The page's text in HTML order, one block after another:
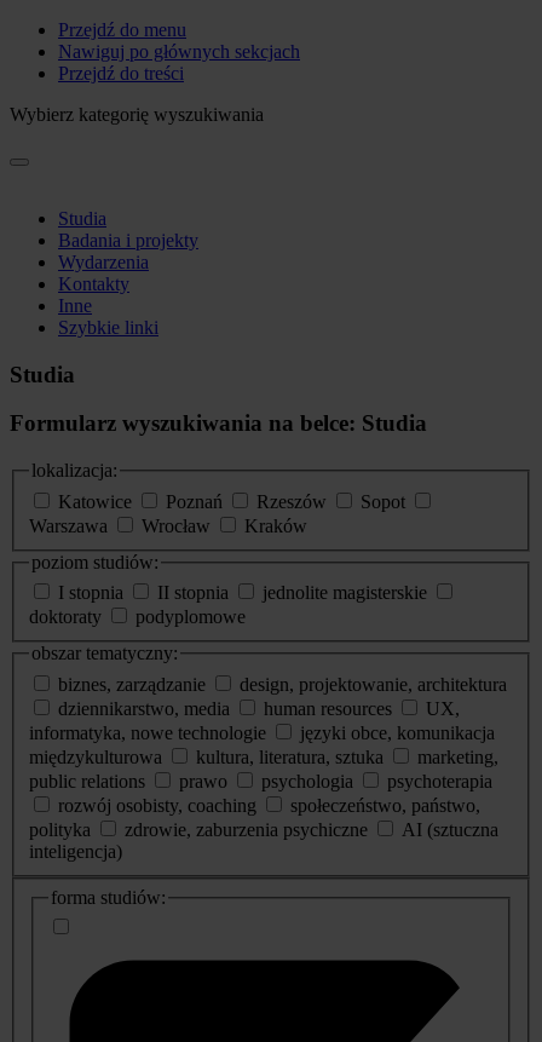
Przejdź do menu
Nawiguj po głównych sekcjach
Przejdź do treści
Wybierz kategorię wyszukiwania
Studia
Badania i projekty
Wydarzenia
Kontakty
Inne
Szybkie linki
Studia
Formularz wyszukiwania na belce: Studia
lokalizacja:
Katowice
Poznań Rzeszów
Sopot
Warszawa
Wrocław
Kraków
poziom studiów:
I stopnia
II stopnia
jednolite magisterskie
doktoraty
podyplomowe
obszar tematyczny:
biznes, zarządzanie
design, projektowanie, architektura
dziennikarstwo, media
human resources
UX,
informatyka, nowe technologie
języki obce, komunikacja
międzykulturowa
kultura, literatura, sztuka
marketing,
public relations
prawo psychologia
psychoterapia
rozwój osobisty, coaching
społeczeństwo, państwo,
polityka
zdrowie, zaburzenia psychiczne
AI (sztuczna
inteligencja)
dodatkowe
informacje
forma studiów: